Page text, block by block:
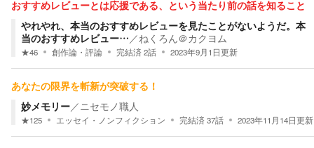
おすすめレビューとは応援である、という当たり前の話を知ること
やれやれ、本当のおすすめレビューを見たことがないようだ。本
当のおすすめレビュー…／ねくろん＠カクヨム
★46 創作論・評論 完結済2話 2023年9月1日更新
あなたの限界を斬新が突破する！
妙メモリー／ニセモノ職人
★125 エッセイ・ノンフィクション 完結済37話 2023年11月14日更新